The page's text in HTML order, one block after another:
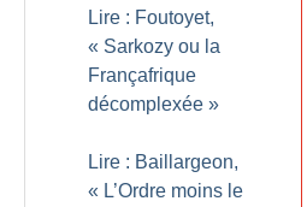
Lire : Foutoyet,
« Sarkozy ou la
Françafrique
décomplexée »
Lire : Baillargeon,
« L’Ordre moins le